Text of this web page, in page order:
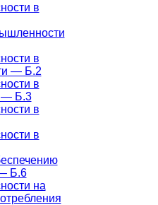
в
в
— Б.2
в
— Б.3
в
в
Б.6
на